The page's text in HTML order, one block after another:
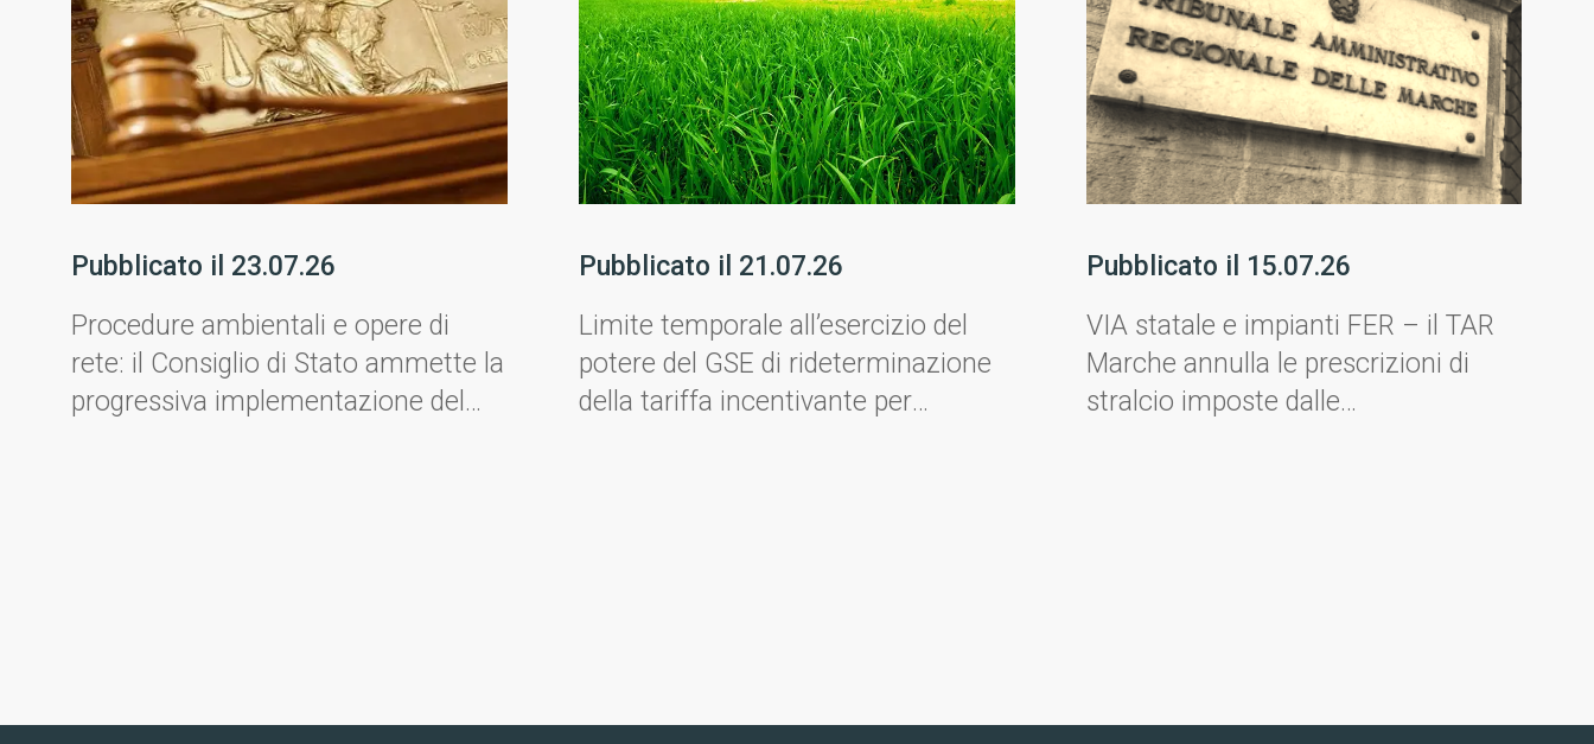
Pubblicato il 23.07.26
Procedure ambientali e opere di
rete: il Consiglio di Stato ammette la
progressiva implementazione del
Pubblicato il 21.07.26
Limite temporale all’esercizio del
potere del GSE di rideterminazione
della tariffa incentivante per
Pubblicato il 15.07.26
VIA statale e impianti FER – il TAR
Marche annulla le prescrizioni di
stralcio imposte dalle